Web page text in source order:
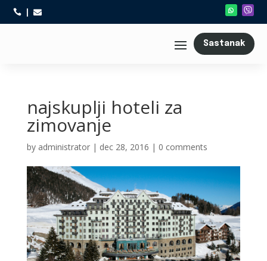
 
Sastanak
najskuplji hoteli za
zimovanje
by administrator| dec 28, 2016 | 0 comments